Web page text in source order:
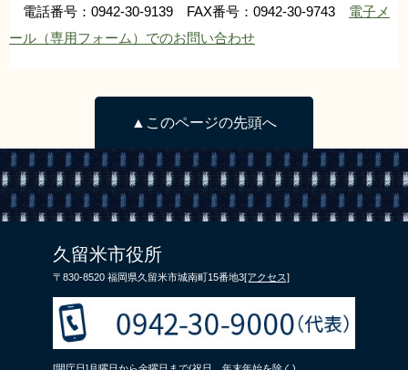
電話番号：0942-30-9139 FAX番号：0942-30-9743 電子メ
ール（専用フォーム）でのお問い合わせ
▲このページの先頭へ
久留米市役所
〒830-8520 福岡県久留米市城南町15番地3[アクセス]